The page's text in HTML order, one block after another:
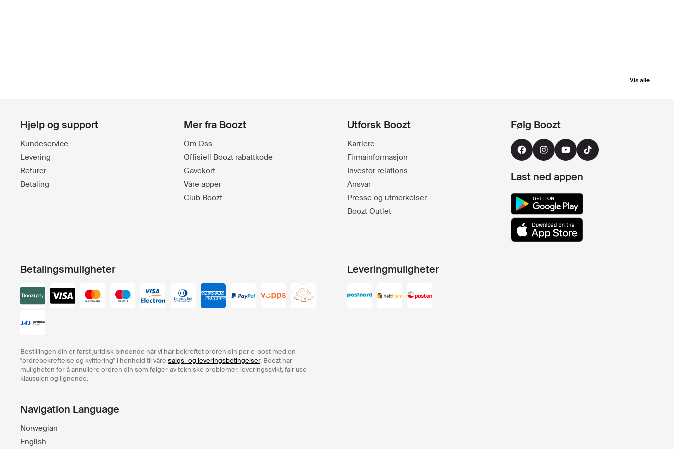
Vis alle
Hjelp og support
Kundeservice
Levering
Returer
Betaling
Mer fra Boozt
Om Oss
Offisiell Boozt rabattkode
Gavekort
Våre apper
Club Boozt
Utforsk Boozt
Karriere
Firmainformasjon
Investor relations
Ansvar
Presse og utmerkelser
Boozt Outlet
Følg Boozt
Last ned appen
Betalingsmuligheter
Bestillingen din er først juridisk bindende når vi har bekreftet ordren din per e-post med en
"ordrebekreftelse og kvittering" i henhold til våre salgs- og leveringsbetingelser. Boozt har
muligheten for å annullere ordren din som følger av tekniske problemer, leveringssvikt, fair use-
klausulen og lignende.
Leveringmuligheter
Navigation Language
Norwegian
English